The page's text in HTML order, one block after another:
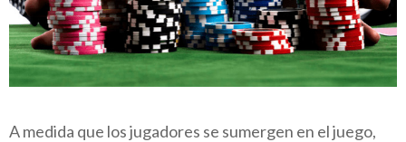
A medida que los jugadores se sumergen en el juego,